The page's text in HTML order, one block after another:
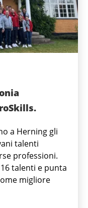
a Herning gli
talenti
professioni.
talenti e punta
migliore